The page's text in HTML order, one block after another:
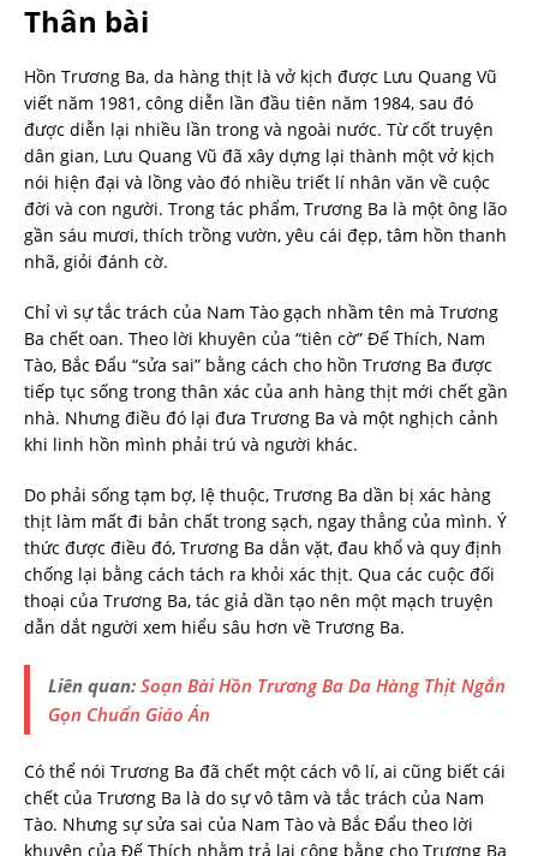
Thân bài
Hồn Trương Ba, da hàng thịt là vở kịch được Lưu Quang Vũ
viết năm 1981, công diễn lần đầu tiên năm 1984, sau đó
được diễn lại nhiều lần trong và ngoài nước. Từ cốt truyện
dân gian, Lưu Quang Vũ đã xây dựng lại thành một vở kịch
nói hiện đại và lồng vào đó nhiều triết lí nhân văn về cuộc
đời và con người. Trong tác phẩm, Trương Ba là một ông lão
gần sáu mươi, thích trồng vườn, yêu cái đẹp, tâm hồn thanh
nhã, giỏi đánh cờ.
Chỉ vì sự tắc trách của Nam Tào gạch nhầm tên mà Trương
Ba chết oan. Theo lời khuyên của “tiên cờ” Đế Thích, Nam
Tào, Bắc Đẩu “sửa sai” bằng cách cho hồn Trương Ba được
tiếp tục sống trong thân xác của anh hàng thịt mới chết gần
nhà. Nhưng điều đó lại đưa Trương Ba và một nghịch cảnh
khi linh hồn mình phải trú và người khác.
Do phải sống tạm bợ, lệ thuộc, Trương Ba dần bị xác hàng
thịt làm mất đi bản chất trong sạch, ngay thẳng của mình. Ý
thức được điều đó, Trương Ba dằn vặt, đau khổ và quy định
chống lại bằng cách tách ra khỏi xác thịt. Qua các cuộc đối
thoại của Trương Ba, tác giả dần tạo nên một mạch truyện
dẫn dắt người xem hiểu sâu hơn về Trương Ba.
Liên quan: Soạn Bài Hồn Trương Ba Da Hàng Thịt Ngắn
Gọn Chuẩn Giáo Án
Có thể nói Trương Ba đã chết một cách vô lí, ai cũng biết cái
chết của Trương Ba là do sự vô tâm và tắc trách của Nam
Tào. Nhưng sự sửa sai của Nam Tào và Bắc Đẩu theo lời
khuyên của Đế Thích nhằm trả lại công bằng cho Trương Ba